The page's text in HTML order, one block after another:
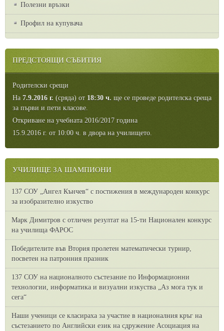
Полезни връзки
Профил на купувача
ПРЕДСТОЯЩИ СЪБИТИЯ
Родителски срещи
На 7.9.2016 г. (сряда) от 18:30 ч. ще се проведе родителска среща
за първи и пети класове.
Откриване на учебната 2016/2017 година
15.9.2016 г. от 10:00 ч. в двора на училището.
УЧИЛИЩЕ ЗА ШАМПИОНИ
137 СОУ „Ангел Кънчев“ с постижения в международен конкурс
за изобразително изкуство
Марк Димитров с отличен резултат на 15-ти Национален конкурс
на училища ФАРОС
Победителите във Втория пролетен математически турнир,
посветен на патронния празник
137 СОУ на националното състезание по Информационни
технологии, информатика и визуални изкуства „Аз мога тук и
сега“
Наши ученици се класираха за участие в националния кръг на
състезанието по Английски език на сдружение Асоциация на